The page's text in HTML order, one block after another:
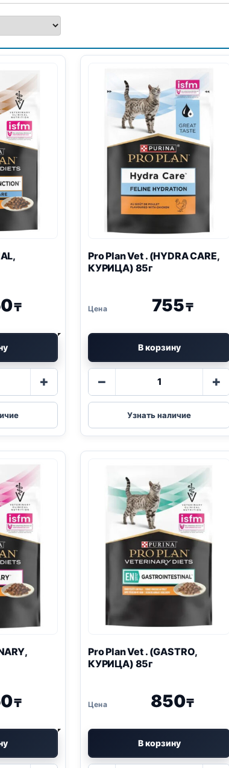
,
₸
,
+
Pro PlanVet . (HYDRA CARE,
КУРИЦА) 85г
755₸
В корзину
−
товара
Pro
Plan
.
(HYDRA
КУРИЦА)
85г
+
Узнать наличие
,
₸
Pro PlanVet . (GASTRO,
КУРИЦА) 85г
850₸
В корзину